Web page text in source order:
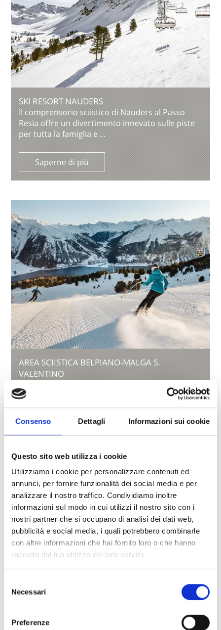
Consenso Dettagli Informazioni sui cookie
Questo sito web utilizza i cookie
Utilizziamo i cookie per personalizzare contenuti ed
annunci, per fornire funzionalità dei social media e per
analizzare il nostro traffico. Condividiamo inoltre
informazioni sul modo in cui utilizzi il nostro sito con i
nostri partner che si occupano di analisi dei dati web,
pubblicità e social media, i quali potrebbero combinarle
con altre informazioni che hai fornito loro o che hanno
raccolto dal tuo utilizzo dei loro servizi.
delNecessari
Preferenze
SKI RESORT NAUDERS
Il comprensorio sciistico di Nauders al Passo
Resia offre un divertimento innevato sulle piste
per tutta la famiglia e ...
Saperne di più
AREA SCIISTICA BELPIANO-MALGA S.
VALENTINO
Sciatori e Snowboarder, Principianti ed Esperti -
A Belpiano-Malga S. Valentino tutti trovano un
bellissimo giorno ...
Saperne di più